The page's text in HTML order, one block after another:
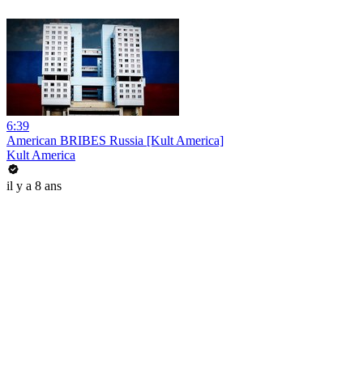
6:39
American BRIBES Russia [Kult America]
Kult America
il y a 8 ans